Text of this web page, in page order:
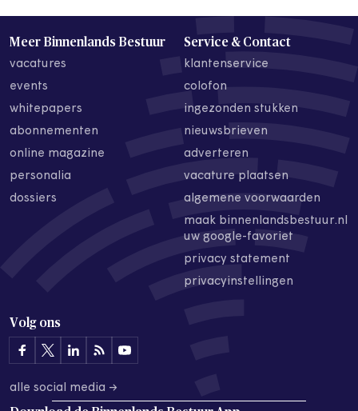
Meer Binnenlands Bestuur
vacatures
events
whitepapers
abonnementen
online magazine
personalia
dossiers
Service & Contact
klantenservice
colofon
ingezonden stukken
nieuwsbrieven
adverteren
vacature plaatsen
algemene voorwaarden
maak binnenlandsbestuur.nl
uw google-favoriet
privacy statement
privacyinstellingen
Volg ons
alle social media →